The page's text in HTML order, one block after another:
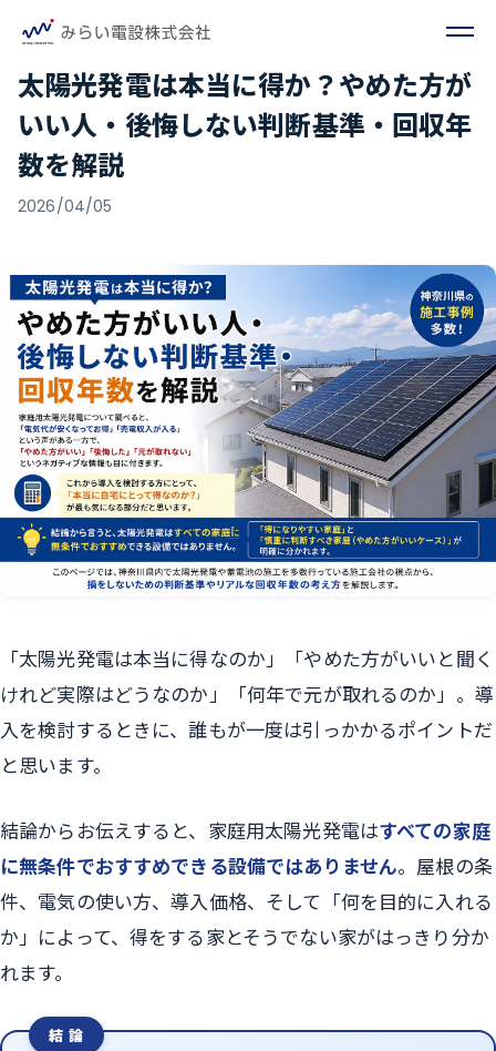
太陽光発電は本当に得か？やめた方が
いい人・後悔しない判断基準・回収年
数を解説
2026/04/05
「太陽光発電は本当に得なのか」「やめた方がいいと聞く
けれど実際はどうなのか」「何年で元が取れるのか」。導
入を検討するときに、誰もが一度は引っかかるポイントだ
と思います。
結論からお伝えすると、家庭用太陽光発電はすべての家庭
に無条件でおすすめできる設備ではありません。屋根の条
件、電気の使い方、導入価格、そして「何を目的に入れる
か」によって、得をする家とそうでない家がはっきり分か
れます。
結 論